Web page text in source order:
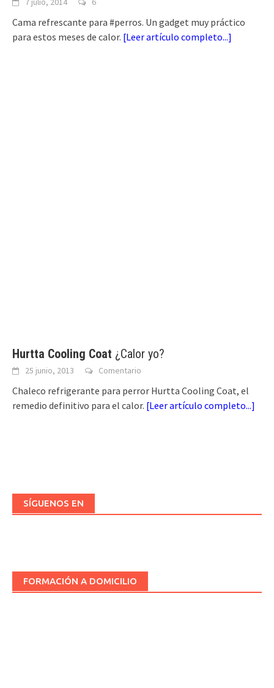
Cama refrescante para #perros. Un gadget muy práctico
para estos meses de calor. [Leer artículo completo...]
Hurtta Cooling Coat ¿Calor yo?
25 junio, 2013 Comentario
Chaleco refrigerante para perror Hurtta Cooling Coat, el
remedio definitivo para el calor. [Leer artículo completo...]
SÍGUENOS EN
FORMACIÓN A DOMICILIO